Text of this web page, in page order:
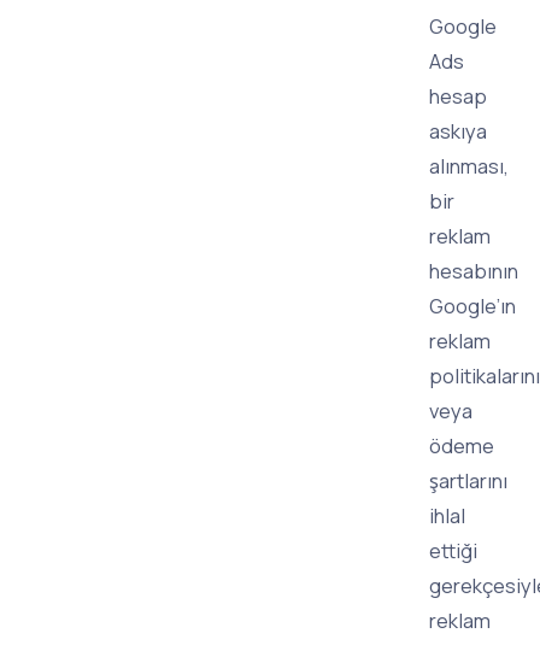
Google
Ads
hesap
askıya
alınması,
bir
reklam
hesabının
Google’ın
reklam
politikalarını
veya
ödeme
şartlarını
ihlal
ettiği
reklam